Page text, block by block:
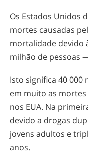
Os Estados Unidos
mortes causadas
mortalidade devido
milhão de pessoas
Isto significa 40
em muito as
nos EUA. Na
devido a drogas
jovens adultos e
anos.